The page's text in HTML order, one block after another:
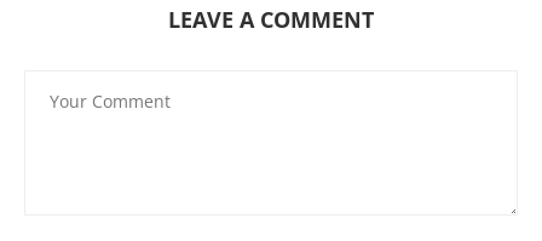
LEAVE A COMMENT